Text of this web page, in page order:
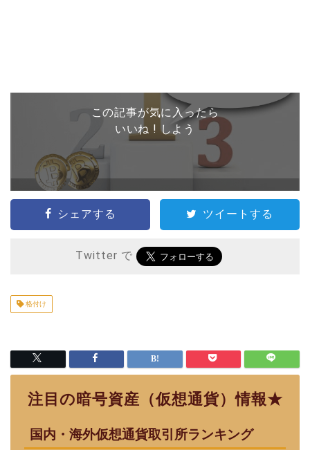
この記事が気に入ったら
いいね ! しよう
シェアする ツイートする
Twitter で
格付け
注目の暗号資産（仮想通貨）情報★
国内・海外仮想通貨取引所ランキング